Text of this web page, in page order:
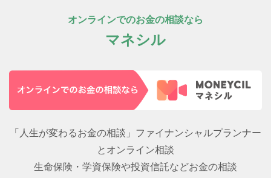
オンラインでのお金の相談なら
マネシル
「人生が変わるお金の相談」ファイナンシャルプランナー
とオンライン相談
生命保険・学資保険や投資信託などお金の相談